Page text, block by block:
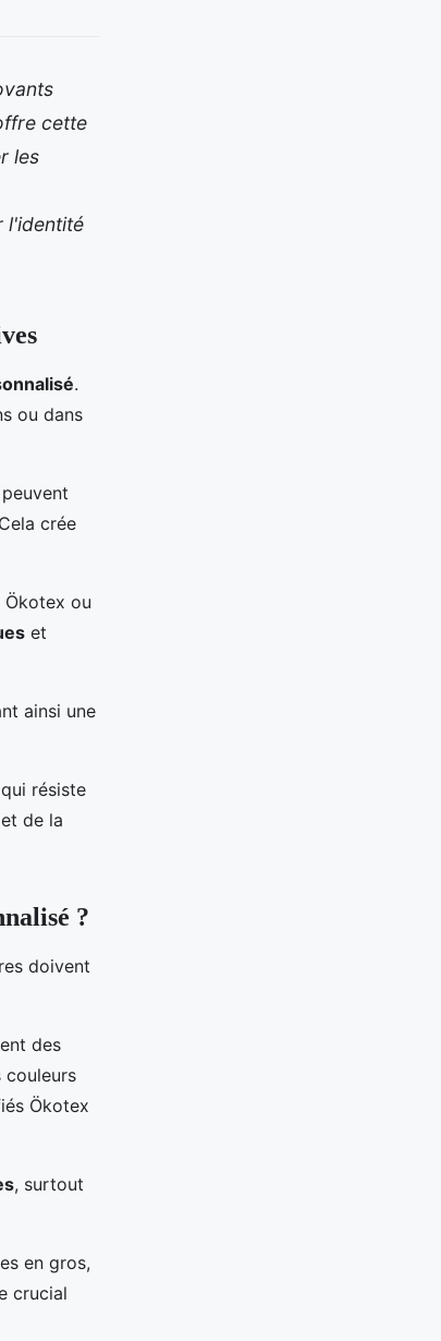
cette
les
l'identité
.
ou dans
crée
Ökotex ou
et
ainsi une
résiste
de la
?
doivent
des
couleurs
Ökotex
, surtout
en gros,
crucial